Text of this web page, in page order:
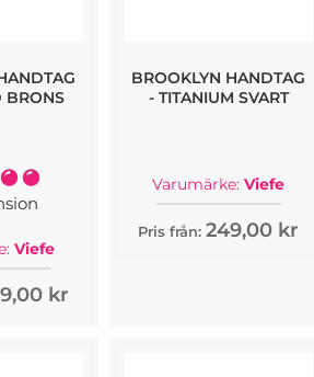
BRONS
100%
Viefe
kr
BROOKLYN HANDTAG
- TITANIUM SVART
Varumärke: Viefe
Pris från:249,00 kr